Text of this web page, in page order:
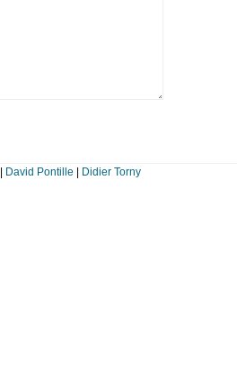
David Pontille Didier Torny